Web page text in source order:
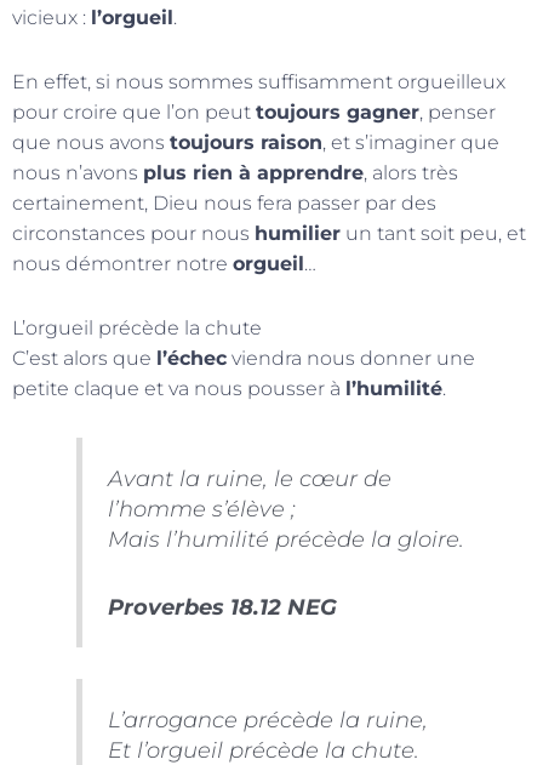
vicieux : l’orgueil.
En effet, si nous sommes suffisamment orgueilleux
pour croire que l’on peut toujours gagner, penser
que nous avons toujours raison, et s’imaginer que
nous n’avons plus rien à apprendre, alors très
certainement, Dieu nous fera passer par des
circonstances pour nous humilier un tant soit peu, et
nous démontrer notre orgueil…
L’orgueil précède la chute
C’est alors que l’échec viendra nous donner une
petite claque et va nous pousser à l’humilité.
Avant la ruine, le cœur de
l’homme s’élève ;
Mais l’humilité précède la gloire.
Proverbes 18.12 NEG
L’arrogance précède la ruine,
Et l’orgueil précède la chute.